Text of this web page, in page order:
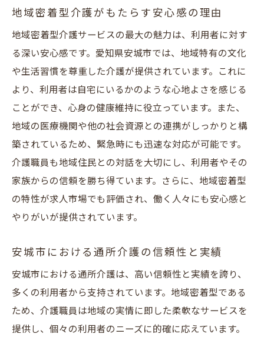
地域密着型介護がもたらす安心感の理由
地域密着型介護サービスの最大の魅力は、利用者に対す
る深い安心感です。愛知県安城市では、地域特有の文化
や生活習慣を尊重した介護が提供されています。これに
より、利用者は自宅にいるかのような心地よさを感じる
ことができ、心身の健康維持に役立っています。また、
地域の医療機関や他の社会資源との連携がしっかりと構
築されているため、緊急時にも迅速な対応が可能です。
介護職員も地域住民との対話を大切にし、利用者やその
家族からの信頼を勝ち得ています。さらに、地域密着型
の特性が求人市場でも評価され、働く人々にも安心感と
やりがいが提供されています。
安城市における通所介護の信頼性と実績
安城市における通所介護は、高い信頼性と実績を誇り、
多くの利用者から支持されています。地域密着型である
ため、介護職員は地域の実情に即した柔軟なサービスを
提供し、個々の利用者のニーズに的確に応えています。